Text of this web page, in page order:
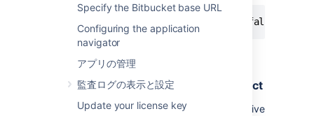
Specify the Bitbucket base URL
Configuring the application
navigator
アプリの管理
監査ログの表示と設定
Update your license key
feature.pull.request.auto.decline=false
Automatically decline inactive pull
requests for all repositories in a project
To configure the automatic declining of inactive